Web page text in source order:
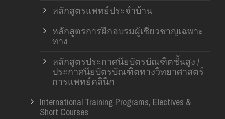
หลักสูตรแพทย์ประจำบ้าน
หลักสูตรการฝึกอบรมผู้เชี่ยวชาญเฉพาะ
ทาง
หลักสูตรประกาศนียบัตรบัณฑิตชั้นสูง /
ประกาศนียบัตรบัณฑิตทางวิทยาศาสตร์
การแพทย์คลินิก
International Training Programs, Electives &
Short Courses